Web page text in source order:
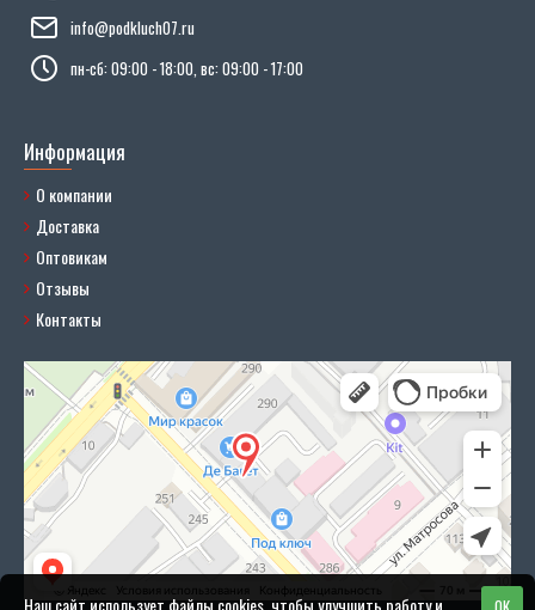
info@podkluch07.ru
пн-сб: 09:00 - 18:00, вс: 09:00 - 17:00
Информация
О компании
Доставка
Оптовикам
Отзывы
Контакты
Наш сайт использует файлы cookies, чтобы улучшить работу и